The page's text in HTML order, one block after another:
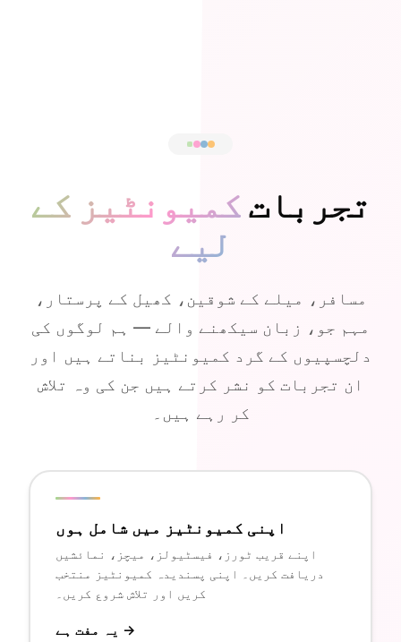
تجرباتکمیونٹیز کے
لیے
مسافر، میلے کے شوقین، کھیل کے پرستار،
مہم جو، زبان سیکھنے والے — ہم لوگوں کی
دلچسپیوں کے گرد کمیونٹیز بناتے ہیں اور
ان تجربات کو نشر کرتے ہیں جن کی وہ تلاش
کر رہے ہیں۔
اپنی کمیونٹیز میں شامل ہوں
اپنے قریب ٹورز، فیسٹیولز، میچز، نمائشیں
دریافت کریں۔ اپنی پسندیدہ کمیونٹیز منتخب
کریں اور تلاش شروع کریں۔
یہ مفت ہے →